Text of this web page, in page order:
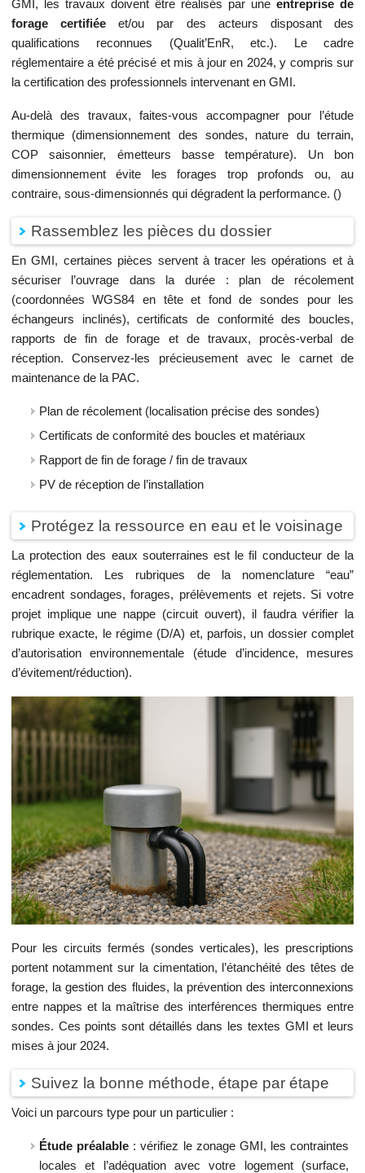
GMI, les travaux doivent être réalisés par uneentreprise de
forage certifiéeet/ou par des acteurs disposant des
qualifications reconnues (Qualit’EnR, etc.). Le cadre
réglementaire a été précisé et mis à jour en 2024, y compris sur
la certification des professionnels intervenant en GMI.
Au-delà des travaux, faites-vous accompagner pour l’étude
thermique (dimensionnement des sondes, nature du terrain,
COP saisonnier, émetteurs basse température). Un bon
dimensionnement évite les forages trop profonds ou, au
contraire, sous-dimensionnés qui dégradent la performance. ()
Rassemblez les pièces du dossier
En GMI, certaines pièces servent à tracer les opérations et à
sécuriser l’ouvrage dans la durée : plan de récolement
(coordonnées WGS84 en tête et fond de sondes pour les
échangeurs inclinés), certificats de conformité des boucles,
rapports de fin de forage et de travaux, procès-verbal de
réception. Conservez-les précieusement avec le carnet de
maintenance de la PAC.
Plan de récolement (localisation précise des sondes)
Certificats de conformité des boucles et matériaux
Rapport de fin de forage / fin de travaux
PV de réception de l’installation
Protégez la ressource en eau et le voisinage
La protection des eaux souterraines est le fil conducteur de la
réglementation. Les rubriques de la nomenclature “eau”
encadrent sondages, forages, prélèvements et rejets. Si votre
projet implique une nappe (circuit ouvert), il faudra vérifier la
rubrique exacte, le régime (D/A) et, parfois, un dossier complet
d’autorisation environnementale (étude d’incidence, mesures
d’évitement/réduction).
Pour les circuits fermés (sondes verticales), les prescriptions
portent notamment sur la cimentation, l’étanchéité des têtes de
forage, la gestion des fluides, la prévention des interconnexions
entre nappes et la maîtrise des interférences thermiques entre
sondes. Ces points sont détaillés dans les textes GMI et leurs
mises à jour 2024.
Suivez la bonne méthode, étape par étape
Voici un parcours type pour un particulier :
Étude préalable: vérifiez le zonage GMI, les contraintes
locales et l’adéquation avec votre logement (surface,